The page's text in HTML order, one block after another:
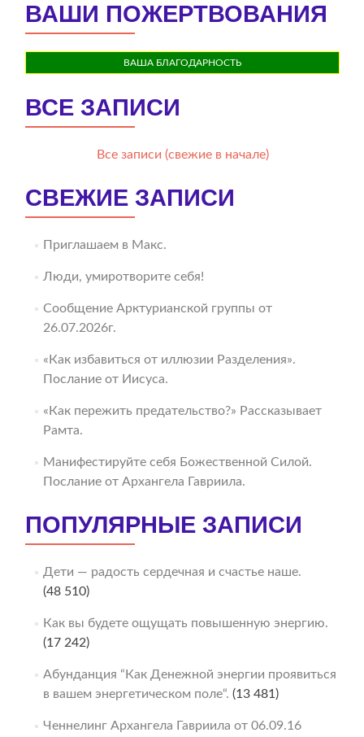
ВАШИ ПОЖЕРТВОВАНИЯ
ВАША БЛАГОДАРНОСТЬ
ВСЕ ЗАПИСИ
Все записи (свежие в начале)
СВЕЖИЕ ЗАПИСИ
Приглашаем в Макс.
Люди, умиротворите себя!
Сообщение Арктурианской группы от
26.07.2026г.
«Как избавиться от иллюзии Разделения».
Послание от Иисуса.
«Как пережить предательство?» Рассказывает
Рамта.
Манифестируйте себя Божественной Силой.
Послание от Архангела Гавриила.
ПОПУЛЯРНЫЕ ЗАПИСИ
Дети — радость сердечная и счастье наше.
(48 510)
Как вы будете ощущать повышенную энергию.
(17 242)
Абунданция “Как Денежной энергии проявиться
в вашем энергетическом поле“. (13 481)
Ченнелинг Архангела Гавриила от 06.09.16